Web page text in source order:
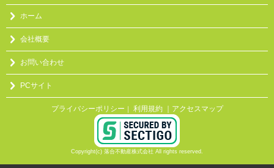
ホーム
会社概要
お問い合わせ
PCサイト
プライバシーポリシー 利用規約 ｜アクセスマップ
Copyright(c) 落合不動産株式会社 All rights reserved.